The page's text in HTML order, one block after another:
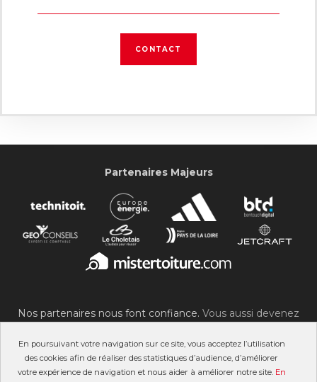
En poursuivant votre navigation sur ce site, vous acceptez l’utilisation
des cookies afin de réaliser des statistiques d’audience, d’améliorer
votre expérience de navigation et nous aider à améliorer notre site. En
CONTACT
Partenaires Majeurs
Nos partenaires nous font confiance. Vous aussi devenez